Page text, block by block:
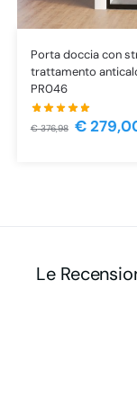
Porta doccia con
trattamento
PR046
€376,98 €
Le